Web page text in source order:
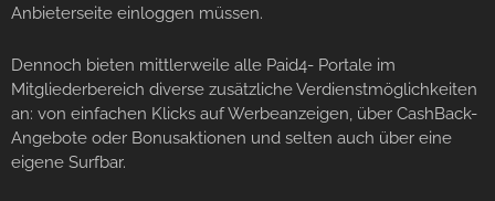
Anbieterseite einloggen müssen.
Dennoch bieten mittlerweile alle Paid4- Portale im
Mitgliederbereich diverse zusätzliche Verdienstmöglichkeiten
an: von einfachen Klicks auf Werbeanzeigen, über CashBack-
Angebote oder Bonusaktionen und selten auch über eine
eigene Surfbar.